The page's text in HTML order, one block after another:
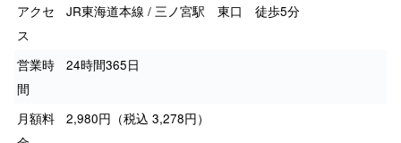
アクセ
ス
JR東海道本線 / 三ノ宮駅 東口 徒歩5分
営業時
間
24時間365日
月額料
2,980円（税込 3,278円）